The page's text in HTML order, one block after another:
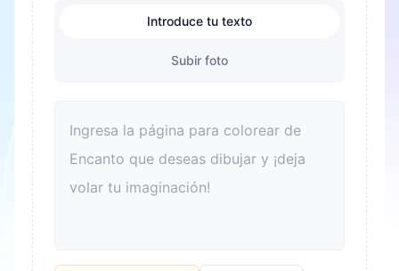
aliviar el estrés y ayudar a los niños a relajarse.
Colorear también puede mejorar el
reconocimiento del color y el sentido estético.
Para los adultos, colorear también es una buena
forma de relajarse y aliviar el estrés. Además,
colorear puede convertirse en un vínculo para
que las familias pasen tiempo de calidad juntas y
mejoren las relaciones entre padres e hijos.
Introduce tu texto
Subir foto